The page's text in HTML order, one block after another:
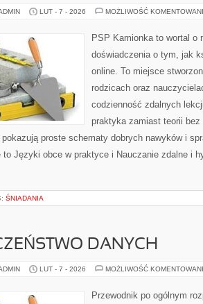
LUT - 7 - 2026 MOŻLIWOŚĆ
PSP Kamionka to wortal o
doświadczenia o tym, jak
online. To miejsce
rodzicach oraz
codzienność zdalnych
praktyka zamiast teorii
proste schematy dobrych nawyków i
to Języki obce w praktyce i Nauczanie zdalne i
ŚNIADANIA
DANYCH
LUT - 7 - 2026 MOŻLIWOŚĆ
Przewodnik po ogólnym